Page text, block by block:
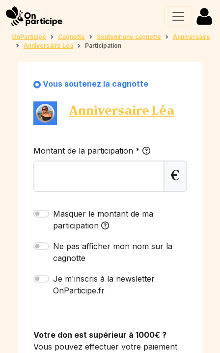
OnParticipe Cagnotte Soutenir une cagnotte
Anniversaire
Anniversaire Léa
Participation
Vous soutenez la cagnotte
Anniversaire Léa
Montant de la participation *
€
Masquer le montant de ma
participation
Ne pas afficher mon nom sur la
cagnotte
Je m'inscris à la newsletter
OnParticipe.fr
Votre don est supérieur à 1000€ ?
Vous pouvez effectuer votre paiement